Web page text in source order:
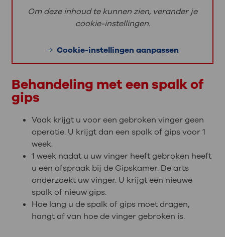
Om deze inhoud te kunnen zien, verander je
cookie-instellingen.
Cookie-instellingen aanpassen
Behandeling met een spalk of
gips
Vaak krijgt u voor een gebroken vinger geen
operatie. U krijgt dan een spalk of gips voor 1
week.
1 week nadat u uw vinger heeft gebroken heeft
u een afspraak bij de Gipskamer. De arts
onderzoekt uw vinger. U krijgt een nieuwe
spalk of nieuw gips.
Hoe lang u de spalk of gips moet dragen,
hangt af van hoe de vinger gebroken is.